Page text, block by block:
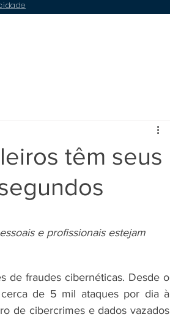
têm seus
e profissionais estejam
de fraudes cibernéticas. Desde o
de 5 mil ataques por dia à
de cibercrimes e dados vazados